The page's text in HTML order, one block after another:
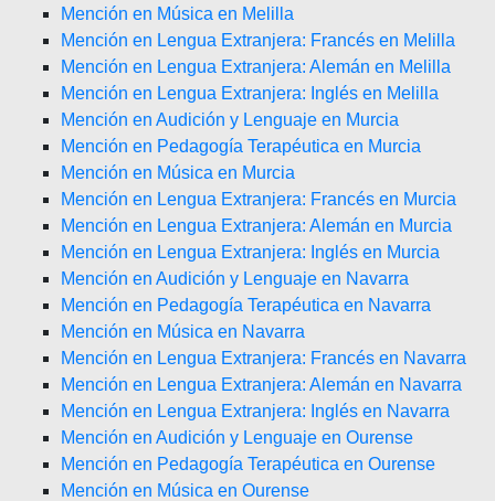
Mención en Música en Melilla
Mención en Lengua Extranjera: Francés en Melilla
Mención en Lengua Extranjera: Alemán en Melilla
Mención en Lengua Extranjera: Inglés en Melilla
Mención en Audición y Lenguaje en Murcia
Mención en Pedagogía Terapéutica en Murcia
Mención en Música en Murcia
Mención en Lengua Extranjera: Francés en Murcia
Mención en Lengua Extranjera: Alemán en Murcia
Mención en Lengua Extranjera: Inglés en Murcia
Mención en Audición y Lenguaje en Navarra
Mención en Pedagogía Terapéutica en Navarra
Mención en Música en Navarra
Mención en Lengua Extranjera: Francés en Navarra
Mención en Lengua Extranjera: Alemán en Navarra
Mención en Lengua Extranjera: Inglés en Navarra
Mención en Audición y Lenguaje en Ourense
Mención en Pedagogía Terapéutica en Ourense
Mención en Música en Ourense